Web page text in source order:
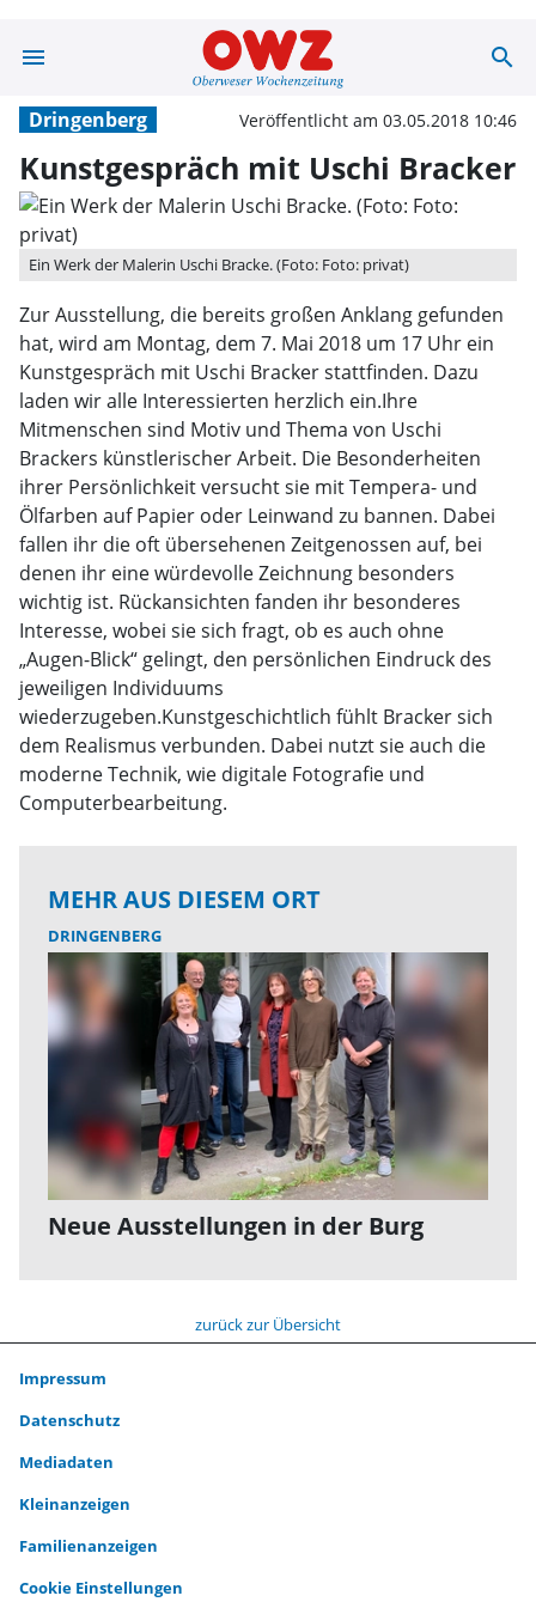
menu Kunstgespräch
search
Dringenberg Veröffentlicht am 03.05.2018 10:46
Kunstgespräch mit Uschi Bracker
Ein Werk der Malerin Uschi Bracke. (Foto: Foto: privat)
Zur Ausstellung, die bereits großen Anklang gefunden
hat, wird am Montag, dem 7. Mai 2018 um 17 Uhr ein
Kunstgespräch mit Uschi Bracker stattfinden. Dazu
laden wir alle Interessierten herzlich ein.Ihre
Mitmenschen sind Motiv und Thema von Uschi
Brackers künstlerischer Arbeit. Die Besonderheiten
ihrer Persönlichkeit versucht sie mit Tempera- und
Ölfarben auf Papier oder Leinwand zu bannen. Dabei
fallen ihr die oft übersehenen Zeitgenossen auf, bei
denen ihr eine würdevolle Zeichnung besonders
wichtig ist. Rückansichten fanden ihr besonderes
Interesse, wobei sie sich fragt, ob es auch ohne
„Augen-Blick“ gelingt, den persönlichen Eindruck des
jeweiligen Individuums
wiederzugeben.Kunstgeschichtlich fühlt Bracker sich
dem Realismus verbunden. Dabei nutzt sie auch die
moderne Technik, wie digitale Fotografie und
Computerbearbeitung.
MEHR AUS DIESEM ORT
DRINGENBERG
Neue Ausstellungen in der Burg
zurück zur Übersicht
Impressum
Datenschutz
Mediadaten
Kleinanzeigen
Familienanzeigen
Cookie Einstellungen